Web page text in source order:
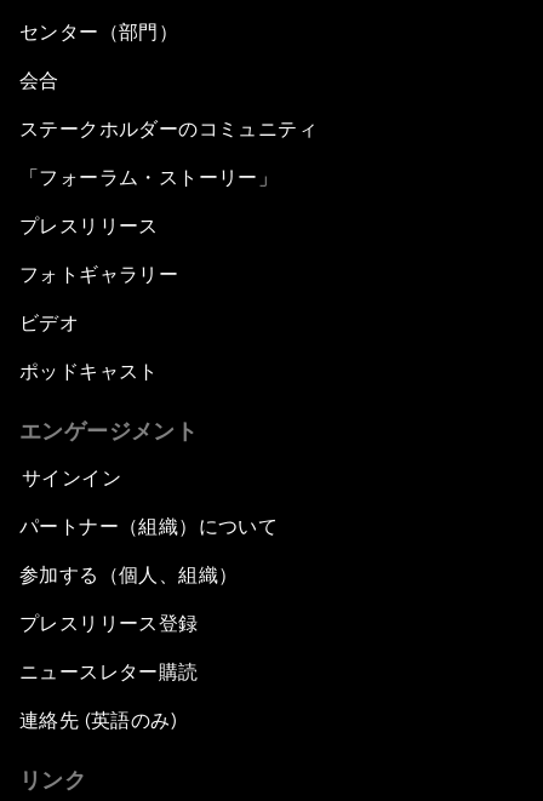
センター（部門）
会合
ステークホルダーのコミュニティ
「フォーラム・ストーリー」
プレスリリース
フォトギャラリー
ビデオ
ポッドキャスト
エンゲージメント
サインイン
パートナー（組織）について
参加する（個人、組織）
プレスリリース登録
ニュースレター購読
連絡先 (英語のみ)
リンク